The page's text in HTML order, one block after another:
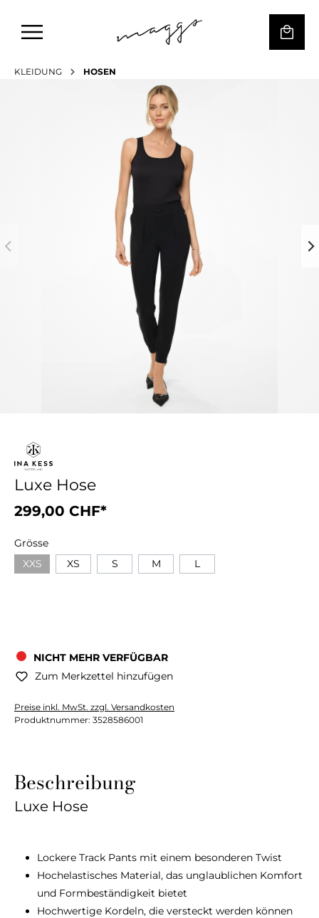
KLEIDUNG HOSEN
Luxe Hose
299,00 CHF*
Grösse
XXS
XS S M L
NICHT MEHR VERFÜGBAR
Zum Merkzettel hinzufügen
Preise inkl. MwSt. zzgl. Versandkosten
Produktnummer: 3528586001
Beschreibung
Luxe Hose
Lockere Track Pants mit einem besonderen Twist
Hochelastisches Material, das unglaublichen Komfort
und Formbeständigkeit bietet
Hochwertige Kordeln, die versteckt werden können